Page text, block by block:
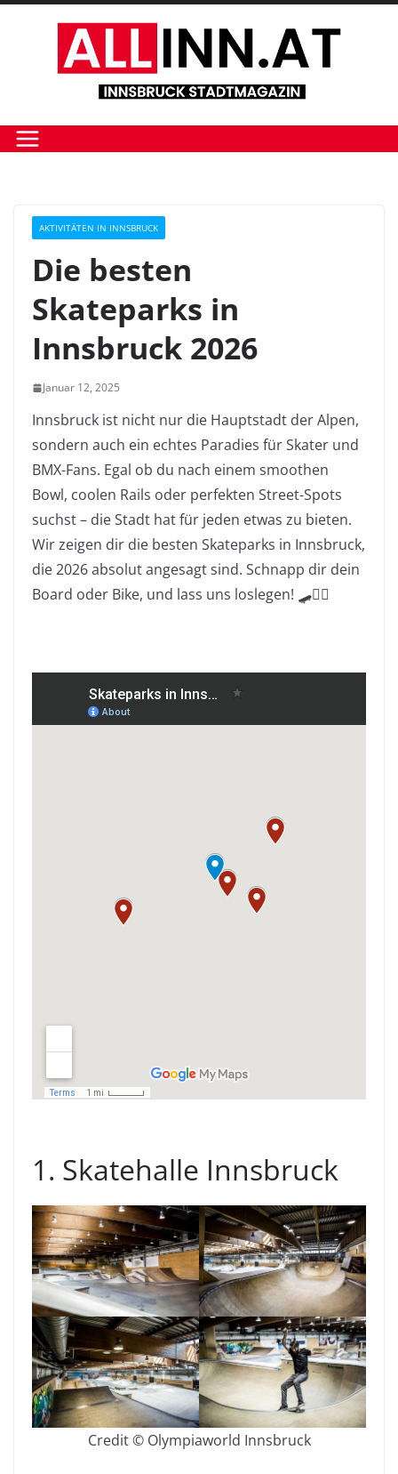
AKTIVITÄTEN IN INNSBRUCK
Die besten
Skateparks in
Innsbruck 2026
Januar 12, 2025
Innsbruck ist nicht nur die Hauptstadt der Alpen,
sondern auch ein echtes Paradies für Skater und
BMX-Fans. Egal ob du nach einem smoothen
Bowl, coolen Rails oder perfekten Street-Spots
suchst – die Stadt hat für jeden etwas zu bieten.
Wir zeigen dir die besten Skateparks in Innsbruck,
die 2026 absolut angesagt sind. Schnapp dir dein
Board oder Bike, und lass uns loslegen! 🛹🚴‍♂️
1. Skatehalle Innsbruck
Credit © Olympiaworld Innsbruck